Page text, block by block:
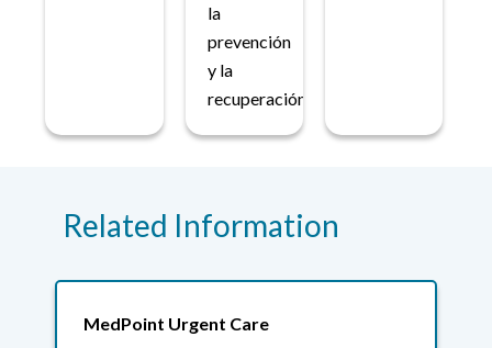
la
prevención
y la
recuperación.
Related Information
MedPoint Urgent Care